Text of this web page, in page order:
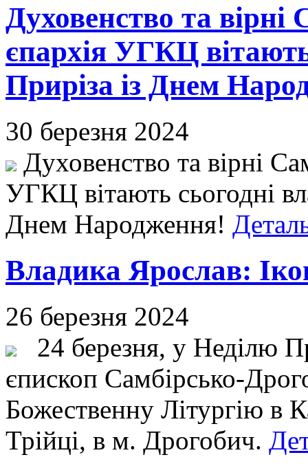
Духовенство та
єпархія УГКЦ
Приріза із Днем
30 березня 2024
Духовенство та вірні
УГКЦ вітають сьогодні
Днем Народження!
Владика Ярослав:
26 березня 2024
24 березня, у Неділю
єпископ Самбірсько-
Божественну Літургію в
Трійці, в м. Дрогобич.